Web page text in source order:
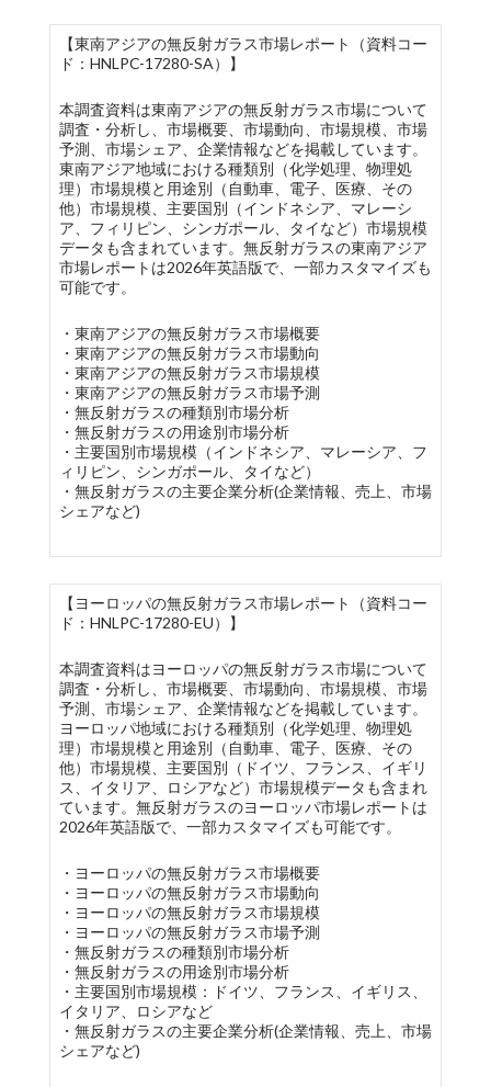
【東南アジアの無反射ガラス市場レポート（資料コー
ド：HNLPC-17280-SA）】
本調査資料は東南アジアの無反射ガラス市場について
調査・分析し、市場概要、市場動向、市場規模、市場
予測、市場シェア、企業情報などを掲載しています。
東南アジア地域における種類別（化学処理、物理処
理）市場規模と用途別（自動車、電子、医療、その
他）市場規模、主要国別（インドネシア、マレーシ
ア、フィリピン、シンガポール、タイなど）市場規模
データも含まれています。無反射ガラスの東南アジア
市場レポートは2026年英語版で、一部カスタマイズも
可能です。
・東南アジアの無反射ガラス市場概要
・東南アジアの無反射ガラス市場動向
・東南アジアの無反射ガラス市場規模
・東南アジアの無反射ガラス市場予測
・無反射ガラスの種類別市場分析
・無反射ガラスの用途別市場分析
・主要国別市場規模（インドネシア、マレーシア、フ
ィリピン、シンガポール、タイなど）
・無反射ガラスの主要企業分析(企業情報、売上、市場
シェアなど)
【ヨーロッパの無反射ガラス市場レポート（資料コー
ド：HNLPC-17280-EU）】
本調査資料はヨーロッパの無反射ガラス市場について
調査・分析し、市場概要、市場動向、市場規模、市場
予測、市場シェア、企業情報などを掲載しています。
ヨーロッパ地域における種類別（化学処理、物理処
理）市場規模と用途別（自動車、電子、医療、その
他）市場規模、主要国別（ドイツ、フランス、イギリ
ス、イタリア、ロシアなど）市場規模データも含まれ
ています。無反射ガラスのヨーロッパ市場レポートは
2026年英語版で、一部カスタマイズも可能です。
・ヨーロッパの無反射ガラス市場概要
・ヨーロッパの無反射ガラス市場動向
・ヨーロッパの無反射ガラス市場規模
・ヨーロッパの無反射ガラス市場予測
・無反射ガラスの種類別市場分析
・無反射ガラスの用途別市場分析
・主要国別市場規模：ドイツ、フランス、イギリス、
イタリア、ロシアなど
・無反射ガラスの主要企業分析(企業情報、売上、市場
シェアなど)